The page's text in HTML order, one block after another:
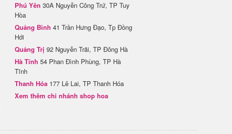
Phú Yên 30A Nguyễn Công Trứ, TP Tuy
Hòa
Quảng Bình 41 Trần Hưng Đạo, Tp Đồng
Hới
Quảng Trị 92 Nguyễn Trãi, TP Đông Hà
Hà Tĩnh 54 Phan Đình Phùng, TP Hà
Tĩnh
Thanh Hóa 177 Lê Lai, TP Thanh Hóa
Xem thêm chi nhánh shop hoa